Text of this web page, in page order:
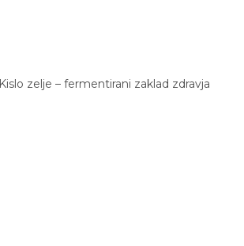
Kislo zelje – fermentirani zaklad zdravja